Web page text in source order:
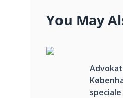
You May
speciale